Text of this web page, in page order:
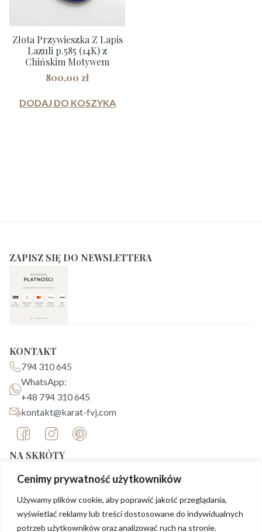
Cenimy prywatność użytkowników
Używamy plików cookie, aby poprawić jakość przeglądania,
wyświetlać reklamy lub treści dostosowane do indywidualnych
potrzeb użytkowników oraz analizować ruch na stronie.
Złota Przywieszka Z Lapis
Lazuli p.585 (14K) z
Chińskim Motywem
800,00 zł
DODAJ DO KOSZYKA
KONTAKT
794 310 645
WhatsApp:
+48 794 310 645
kontakt@karat-fvj.com
NA SKRÓTY
O nas
Biżuteria
Blog
ZAPISZ SIĘ DO NEWSLETTERA